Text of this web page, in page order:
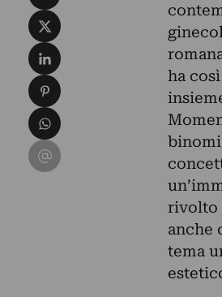
ha
rivolto
anche
tema
Condividi su X
Condividi su LinkedIn
Condividi su Pinterest
Condividi su WhatsApp
Condividi su Email